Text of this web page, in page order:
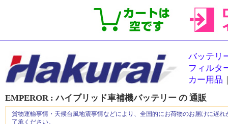
バッテリ
フィルタ
カー用品
EMPEROR : ハイブリッド車補機バッテリー の 通販
貨物運輸事情・天候台風地震事情などにより、全国的にお荷物のお届けに遅
了承ください。